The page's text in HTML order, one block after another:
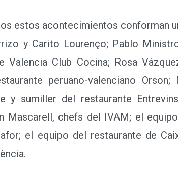
estos acontecimientos conforman
y Carito Lourenço; Pablo
Club Cocina; Rosa
peruano-valenciano
y sumiller del restaurante
Mascarell, chefs del IVAM; el
el equipo del restaurante de